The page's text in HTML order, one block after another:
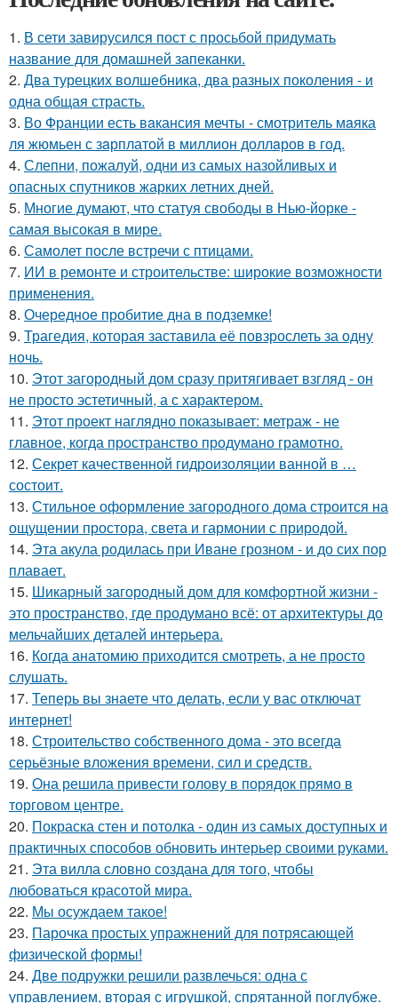
1. В сети завирусился пост с просьбой придумать
название для домашней запеканки.
2. Два турецких волшебника, два разных поколения - и
одна общая страсть.
3. Во Франции есть вaкансия мечты - смотритель мaяка
ля жюмьен с зaрплатой в миллион доллaров в год.
4. Слепни, пожалуй, одни из самых назойливых и
опасных спутников жарких летних дней.
5. Многие думают, что статуя свободы в Нью-йорке -
самая высокая в мире.
6. Самолет после встречи с птицами.
7. ИИ в ремонте и строительстве: широкие возможности
применения.
8. Очередное пробитие дна в подземке!
9. Трагедия, которая заставила её повзрослеть за одну
ночь.
10. Этот загородный дом сразу притягивает взгляд - он
не просто эстетичный, а с характером.
11. Этот проект наглядно показывает: метраж - не
главное, когда пространство продумано грамотно.
12. Секрет качественной гидроизоляции ванной в …
состоит.
13. Стильное оформление загородного дома строится на
ощущении простора, света и гармонии с природой.
14. Эта акула родилась при Иване грозном - и до сих пор
плавает.
15. Шикарный загородный дом для комфортной жизни -
это пространство, где продумано всё: от архитектуры до
мельчайших деталей интерьера.
16. Когда анатомию приходится смотреть, а не просто
слушать.
17. Теперь вы знаете что делать, если у вас отключат
интернет!
18. Строительство собственного дома - это всегда
серьёзные вложения времени, сил и средств.
19. Она решила привести голову в порядок прямо в
торговом центре.
20. Покраска стен и потолка - один из самых доступных и
практичных способов обновить интерьер своими руками.
21. Эта вилла словно создана для того, чтобы
любоваться красотой мира.
22. Мы осуждаем такое!
23. Парочка простых упражнений для потрясающей
физической формы!
24. Две подружки решили развлечься: одна с
управлением, вторая с игрушкой, спрятанной поглубже.